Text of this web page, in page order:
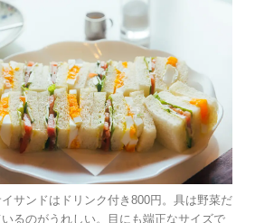
サンドはドリンク付き800円。具は野菜だ
るのがうれしい。目にも端正なサイズで